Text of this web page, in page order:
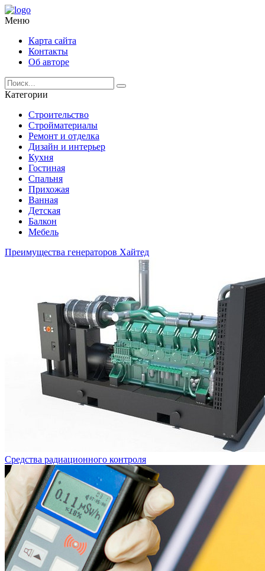
Меню
Карта сайта
Контакты
Об авторе
Категории
Строительство
Стройматериалы
Ремонт и отделка
Дизайн и интерьер
Кухня
Гостиная
Спальня
Прихожая
Ванная
Детская
Балкон
Мебель
Преимущества генераторов Хайтед
Средства радиационного контроля